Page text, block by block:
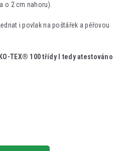
o 2 cm nahoru).
i povlak na poštářek a péřovou
TEX® 100 třídy I tedy atestováno